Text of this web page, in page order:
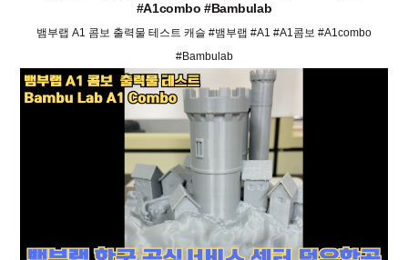
#A1combo #Bambulab
뱀부랩 A1 콤보 출력물 테스트 캐슬 #뱀부랩 #A1 #A1콤보 #A1combo
#Bambulab